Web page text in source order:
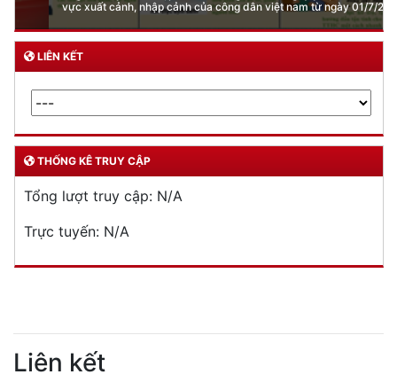
đường bộ
Cấp thẻ Căn cước công dân
Quản lý ngành nghề kinh doanh có điều kiện
Phòng cháy chữa cháy
Đơn vị thực hiện